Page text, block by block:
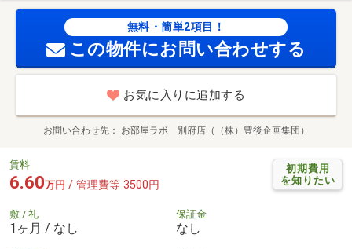
無料・簡単2項目！
この物件にお問い合わせする
お気に入りに追加する
お問い合わせ先 お部屋ラボ 別府店（（株）豊後企画集団）
初期費用
を知りたい
賃料
6.60万円 / 管理費等 3500円
敷 / 礼
1ヶ月 / なし
保証金
なし